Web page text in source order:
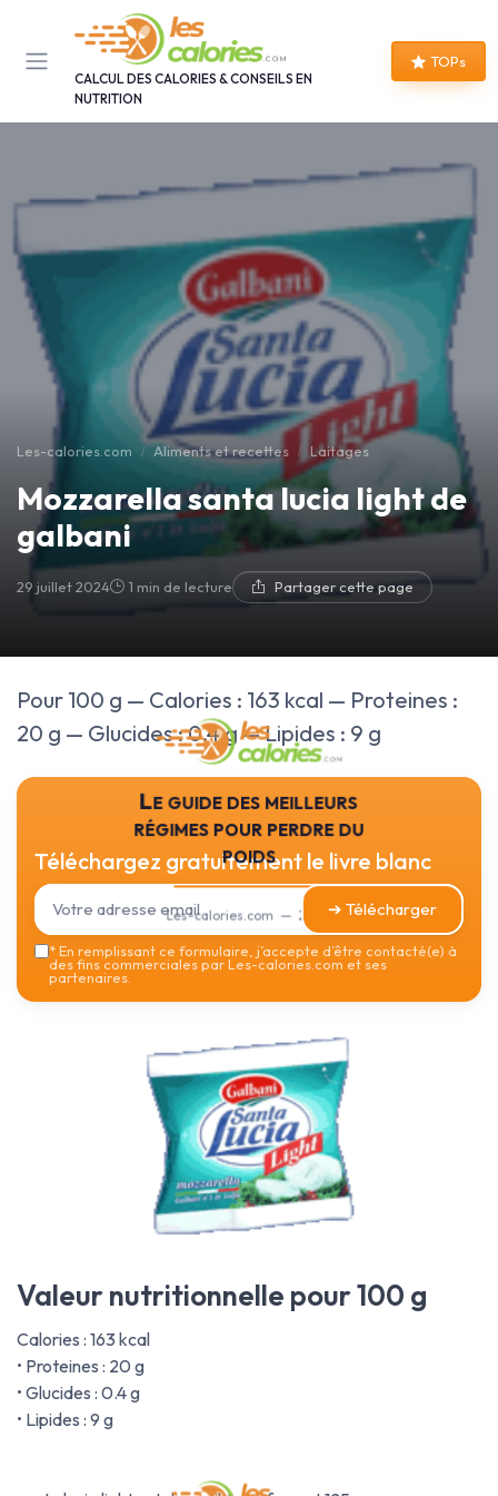
CALCUL DES CALORIES & CONSEILS EN
NUTRITION
TOPs
Les-calories.com Aliments et recettes Laitages
Mozzarella santa lucia light de
galbani
29 juillet 2024 1 min de lecture Partager cette page
Pour 100 g — Calories : 163 kcal — Proteines :
20 g — Glucides : 0.4 g — Lipides : 9 g
Le guide des meilleurs
régimes pour perdre du
poids
Les-calories.com — 2026
Téléchargez gratuitement le livre blanc
➔ Télécharger
*En remplissant ce formulaire, j’accepte d’être contacté(e) à
des fins commerciales par Les-calories.com et ses
partenaires.
Valeur nutritionnelle pour 100 g
Calories : 163 kcal
• Proteines : 20 g
• Glucides : 0.4 g
• Lipides : 9 g
Panneau de gestion des cookies